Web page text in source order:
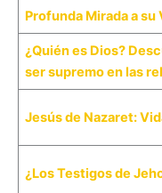
Profunda Mirada a su
¿Quién es Dios?
ser supremo en las
Jesús de Nazaret:
¿Los Testigos de